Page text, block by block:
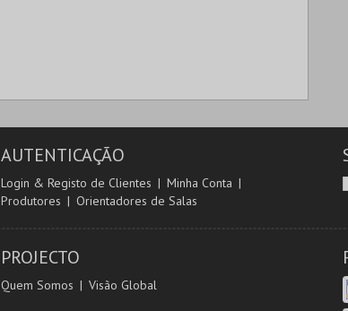
AUTENTICAÇÃO
Login & Registo de Clientes
Minha Conta
Produtores
Orientadores de Salas
PROJECTO
Quem Somos Visão Global